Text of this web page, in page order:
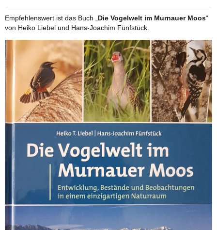
Empfehlenswert ist das Buch „ Die Vogelwelt im Murnauer Moos“
von Heiko Liebel und Hans-Joachim Fünfstück.